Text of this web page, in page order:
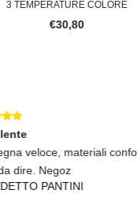
PARETE
€18,90
Eccellente
Tenda luminosa perfetta e
bellissima..... Spedizione
LEONARDO PAGNUCCI